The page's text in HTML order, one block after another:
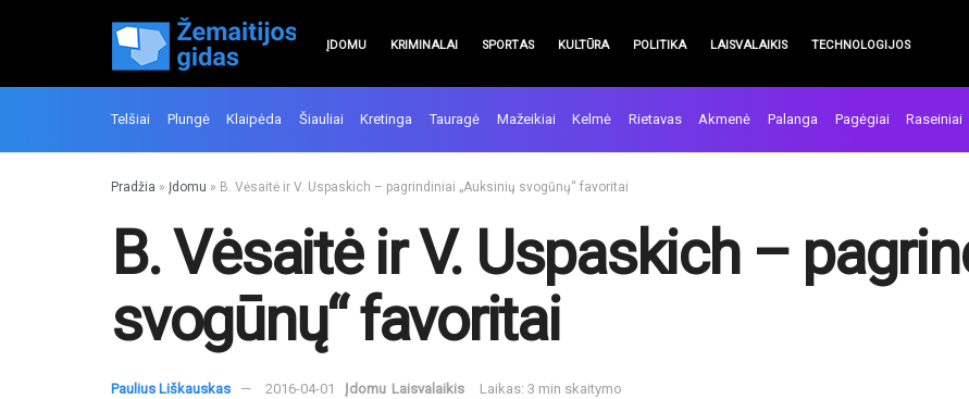
ĮDOMU KRIMINALAI SPORTAS KULTŪRA POLITIKA LAISVALAIKIS TECHNOLOGIJOS
Telšiai Plungė Klaipėda Šiauliai Kretinga Tauragė Mažeikiai Kelmė Rietavas Akmenė Palanga Pagėgiai Raseiniai
Pradžia » Įdomu » B. Vėsaitė ir V. Uspaskich – pagrindiniai „Auksinių svogūnų“ favoritai
B. Vėsaitė ir V. Uspaskich –
svogūnų“ favoritai
Paulius Liškauskas 2016-04-01 Įdomu Laisvalaikis Laikas: 3 min skaitymo